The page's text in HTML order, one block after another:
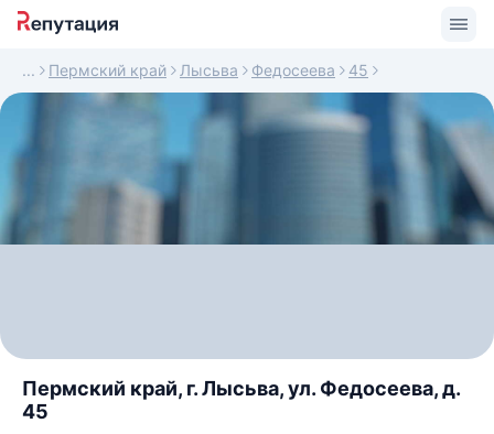
Пермский край Лысьва Федосеева 45
Пермский край, г. Лысьва, ул. Федосеева, д.
45